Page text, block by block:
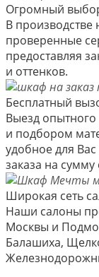
Огромный
В
проверенные
предоставляя
и оттенков.
Бесплатный
Выезд
и подбором
удобное для
заказа на сумму
Широкая сеть
Наши салоны
Москвы и
Балашиха,